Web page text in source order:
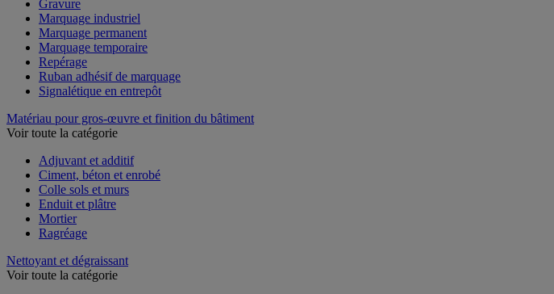
Gravure
Marquage industriel
Marquage permanent
Marquage temporaire
Repérage
Ruban adhésif de marquage
Signalétique en entrepôt
Matériau pour gros-œuvre et finition du bâtiment
Voir toute la catégorie
Adjuvant et additif
Ciment, béton et enrobé
Colle sols et murs
Enduit et plâtre
Mortier
Ragréage
Nettoyant et dégraissant
Voir toute la catégorie